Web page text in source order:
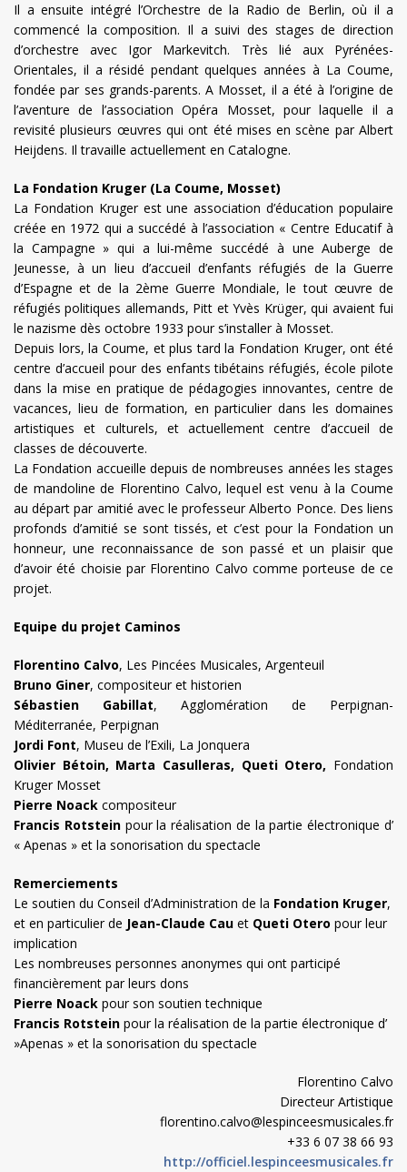
Il a ensuite intégré l’Orchestre de la Radio de Berlin, où il a
commencé la composition. Il a suivi des stages de direction
d’orchestre avec Igor Markevitch. Très lié aux Pyrénées-
Orientales, il a résidé pendant quelques années à La Coume,
fondée par ses grands-parents. A Mosset, il a été à l’origine de
l’aventure de l’association Opéra Mosset, pour laquelle il a
revisité plusieurs œuvres qui ont été mises en scène par Albert
Heijdens. Il travaille actuellement en Catalogne.
La Fondation Kruger (La Coume, Mosset)
La Fondation Kruger est une association d’éducation populaire
créée en 1972 qui a succédé à l’association « Centre Educatif à
la Campagne » qui a lui-même succédé à une Auberge de
Jeunesse, à un lieu d’accueil d’enfants réfugiés de la Guerre
d’Espagne et de la 2ème Guerre Mondiale, le tout œuvre de
réfugiés politiques allemands, Pitt et Yvès Krüger, qui avaient fui
le nazisme dès octobre 1933 pour s’installer à Mosset.
Depuis lors, la Coume, et plus tard la Fondation Kruger, ont été
centre d’accueil pour des enfants tibétains réfugiés, école pilote
dans la mise en pratique de pédagogies innovantes, centre de
vacances, lieu de formation, en particulier dans les domaines
artistiques et culturels, et actuellement centre d’accueil de
classes de découverte.
La Fondation accueille depuis de nombreuses années les stages
de mandoline de Florentino Calvo, lequel est venu à la Coume
au départ par amitié avec le professeur Alberto Ponce. Des liens
profonds d’amitié se sont tissés, et c’est pour la Fondation un
honneur, une reconnaissance de son passé et un plaisir que
d’avoir été choisie par Florentino Calvo comme porteuse de ce
projet.
Equipe du projet Caminos
Florentino Calvo, Les Pincées Musicales, Argenteuil
Bruno Giner, compositeur et historien
Sébastien Gabillat, Agglomération de Perpignan-
Méditerranée, Perpignan
Jordi Font, Museu de l’Exili, La Jonquera
Olivier Bétoin, Marta Casulleras, Queti Otero, Fondation
Kruger Mosset
Pierre Noack compositeur
Francis Rotsteinpour la réalisation de la partie électronique d’
« Apenas » et la sonorisation du spectacle
Remerciements
Le soutien du Conseil d’Administration de la Fondation Kruger,
et en particulier de Jean-Claude Cau et Queti Otero pour leur
implication
Les nombreuses personnes anonymes qui ont participé
financièrement par leurs dons
Pierre Noack pour son soutien technique
Francis Rotstein pour la réalisation de la partie électronique d’
»Apenas » et la sonorisation du spectacle
Florentino Calvo
Directeur Artistique
florentino.calvo@lespinceesmusicales.fr
+33 6 07 38 66 93
http://officiel.lespinceesmusicales.fr